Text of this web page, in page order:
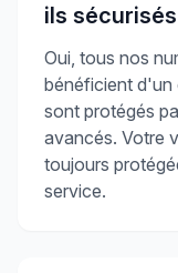
ils
Oui, tous nos
bénéficient d'un
sont protégés
avancés. Votre
toujours
service.